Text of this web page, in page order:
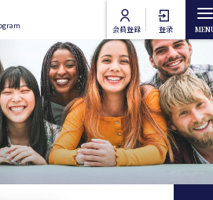
会員登録 登录
首页
讲座类别